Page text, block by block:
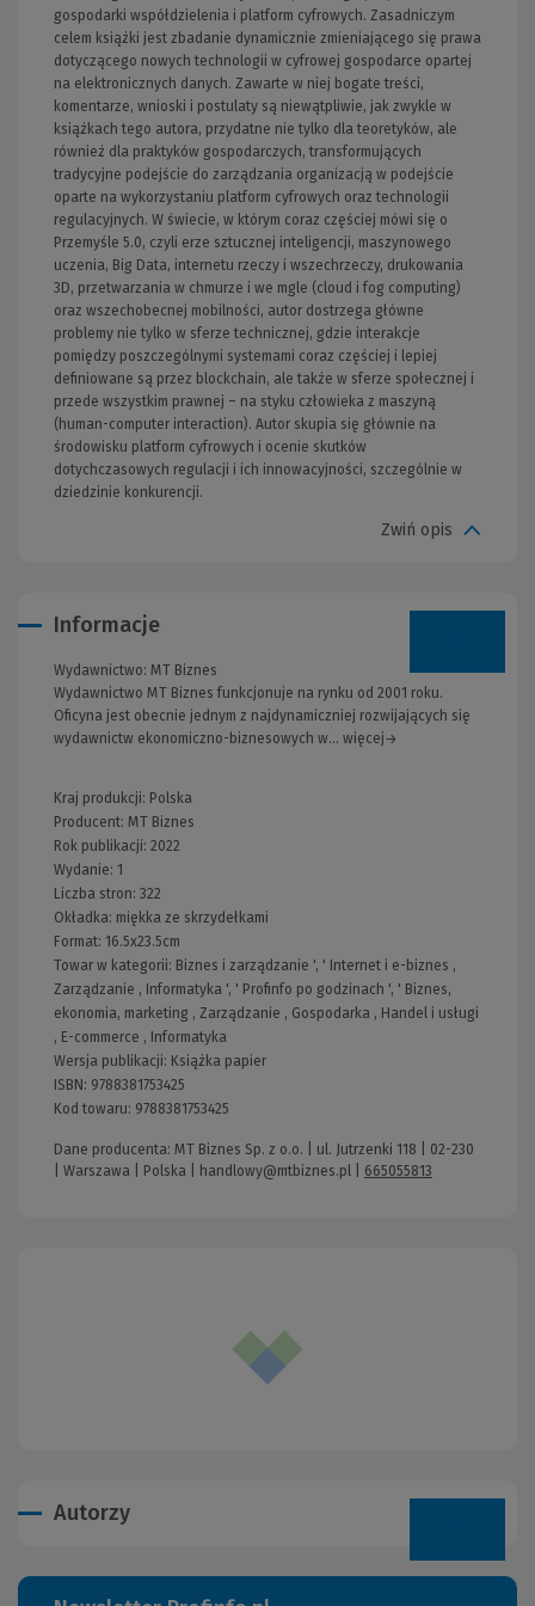
gospodarki współdzielenia i platform cyfrowych. Zasadniczym
celem książki jest zbadanie dynamicznie zmieniającego się prawa
dotyczącego nowych technologii w cyfrowej gospodarce opartej
na elektronicznych danych. Zawarte w niej bogate treści,
komentarze, wnioski i postulaty są niewątpliwie, jak zwykle w
książkach tego autora, przydatne nie tylko dla teoretyków, ale
również dla praktyków gospodarczych, transformujących
tradycyjne podejście do zarządzania organizacją w podejście
oparte na wykorzystaniu platform cyfrowych oraz technologii
regulacyjnych. W świecie, w którym coraz częściej mówi się o
Przemyśle 5.0, czyli erze sztucznej inteligencji, maszynowego
uczenia, Big Data, internetu rzeczy i wszechrzeczy, drukowania
3D, przetwarzania w chmurze i we mgle (cloud i fog computing)
oraz wszechobecnej mobilności, autor dostrzega główne
problemy nie tylko w sferze technicznej, gdzie interakcje
pomiędzy poszczególnymi systemami coraz częściej i lepiej
definiowane są przez blockchain, ale także w sferze społecznej i
przede wszystkim prawnej – na styku człowieka z maszyną
(human-computer interaction). Autor skupia się głównie na
środowisku platform cyfrowych i ocenie skutków
dotychczasowych regulacji i ich innowacyjności, szczególnie w
dziedzinie konkurencji.
Zwiń opis
Informacje
Wydawnictwo: MT Biznes
Wydawnictwo MT Biznes funkcjonuje na rynku od 2001 roku.
Oficyna jest obecnie jednym z najdynamiczniej rozwijających się
wydawnictw ekonomiczno-biznesowych w... więcej→
Kraj produkcji: Polska
Producent: MT Biznes
Rok publikacji: 2022
Wydanie: 1
Liczba stron: 322
Okładka: miękka ze skrzydełkami
Format: 16.5x23.5cm
Towar w kategorii: Biznes i zarządzanie ', ' Internet i e-biznes ,
Zarządzanie , Informatyka ', ' Profinfo po godzinach ', ' Biznes,
ekonomia, marketing , Zarządzanie , Gospodarka , Handel i usługi
, E-commerce , Informatyka
Wersja publikacji: Książka papier
ISBN: 9788381753425
Kod towaru: 9788381753425
Dane producenta: MT Biznes Sp. z o.o. | ul. Jutrzenki 118 | 02-230
| Warszawa | Polska | handlowy@mtbiznes.pl 665055813
Autorzy